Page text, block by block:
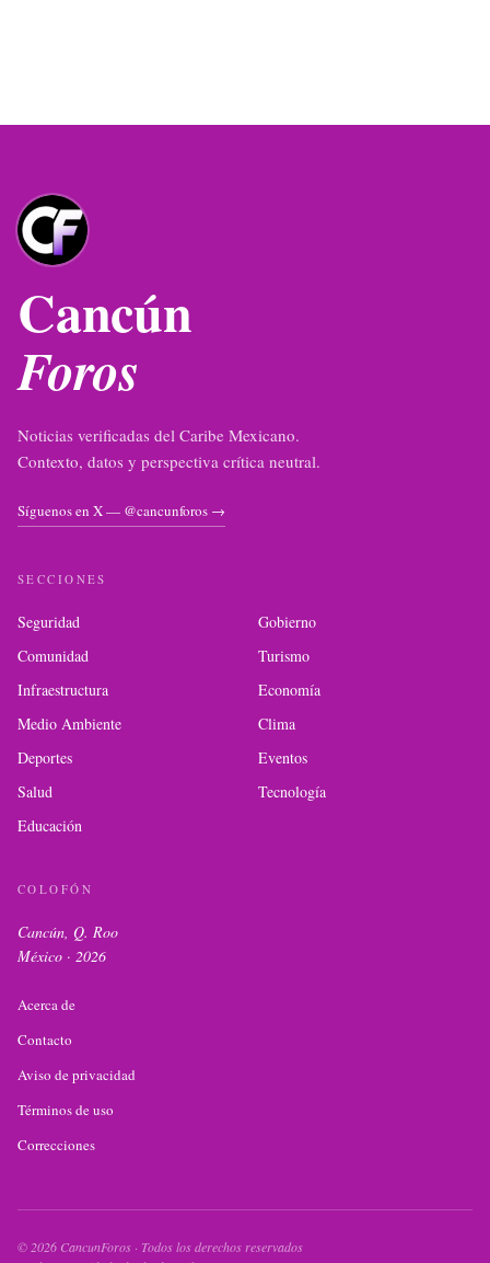
Cancún
Foros
Noticias verificadas del Caribe Mexicano.
Contexto, datos y perspectiva crítica neutral.
Síguenos en X — @cancunforos →
SECCIONES
Seguridad
Gobierno
Comunidad
Turismo
Infraestructura
Economía
Medio Ambiente
Clima
Deportes
Eventos
Salud
Tecnología
Educación
COLOFÓN
Cancún, Q. Roo
México · 2026
Acerca de
Contacto
Aviso de privacidad
Términos de uso
Correcciones
© 2026 CancunForos · Todos los derechos reservados